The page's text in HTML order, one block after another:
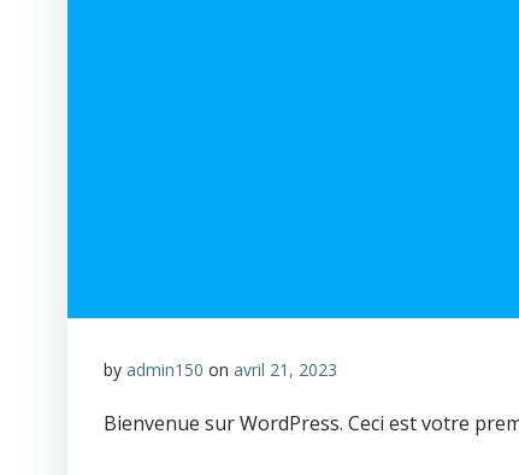
by admin150 on avril 21, 2023
Bienvenue sur WordPress. Ceci est votre